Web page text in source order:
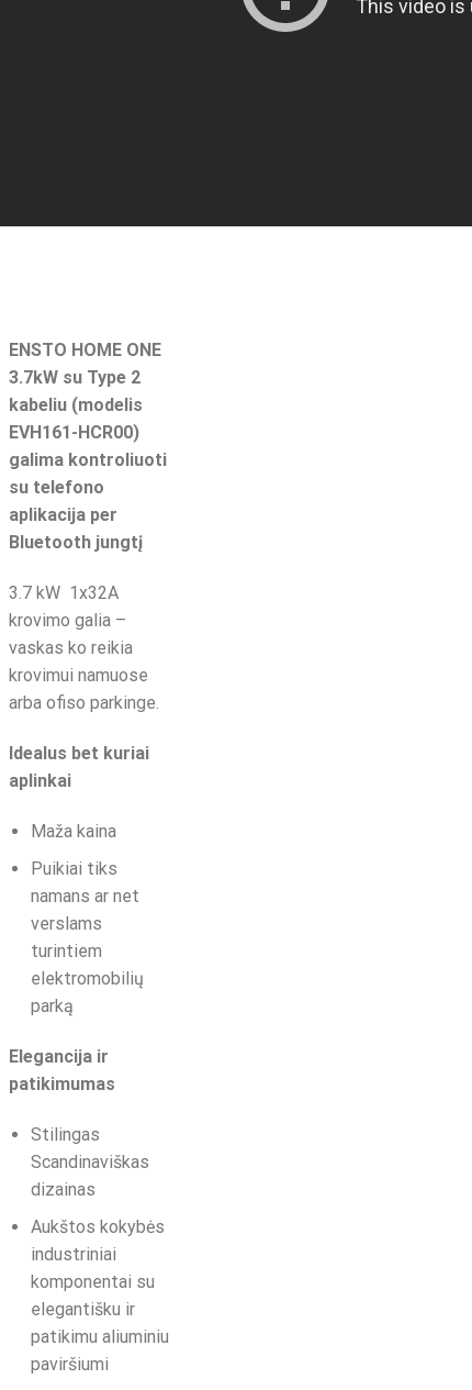
ENSTO HOME ONE
3.7kW su Type 2
kabeliu (modelis
EVH161-HCR00)
galima kontroliuoti
su telefono
aplikacija per
Bluetooth jungtį
3.7 kW 1x32A
krovimo galia –
vaskas ko reikia
krovimui namuose
arba ofiso parkinge.
Idealus bet kuriai
aplinkai
Maža kaina
Puikiai tiks
namans ar net
verslams
turintiem
elektromobilių
parką
Elegancija ir
patikimumas
Stilingas
Scandinaviškas
dizainas
Aukštos kokybės
industriniai
komponentai su
elegantišku ir
patikimu aliuminiu
paviršiumi